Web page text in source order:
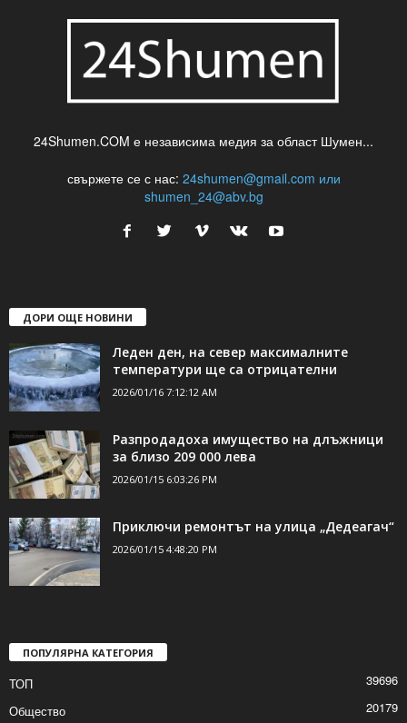
24Shumen.COM е независима медия за област Шумен...
свържете се с нас: 24shumen@gmail.com или
shumen_24@abv.bg
ДОРИ ОЩЕ НОВИНИ
Леден ден, на север максималните
температури ще са отрицателни
2026/01/16 7:12:12 AM
Разпродадоха имущество на длъжници
за близо 209 000 лева
2026/01/15 6:03:26 PM
Приключи ремонтът на улица „Дедеагач“
2026/01/15 4:48:20 PM
ПОПУЛЯРНА КАТЕГОРИЯ
ТОП
39696
Общество
20179